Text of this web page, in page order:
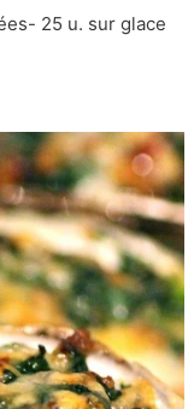
25 u. sur glace